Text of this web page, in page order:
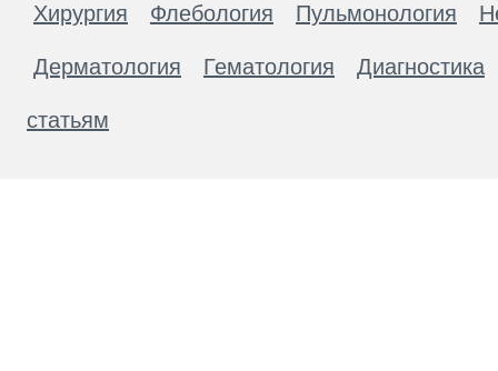
Хирургия Флебология Пульмонология
Дерматология Гематология Диагностика
статьям